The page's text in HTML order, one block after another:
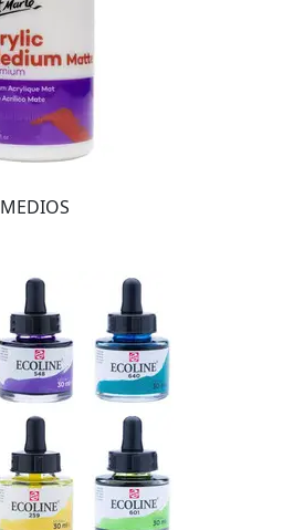
MEDIOS